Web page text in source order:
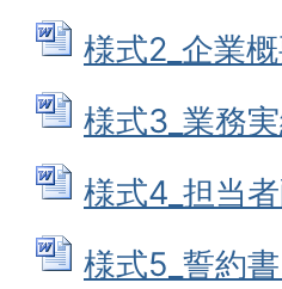
様式2_企業
様式3_業務
様式4_担当
様式5_誓約